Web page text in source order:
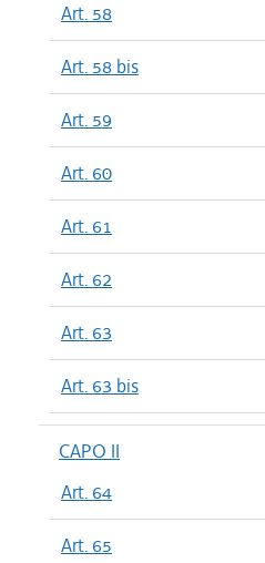
Art. 58
Art. 58 bis
Art. 59
Art. 60
Art. 61
Art. 62
Art. 63
Art. 63 bis
CAPO II
Art. 64
Art. 65